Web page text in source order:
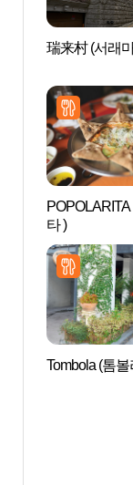
瑞来村 (서래
POPOLARITA
타 )
Tombola (톰볼